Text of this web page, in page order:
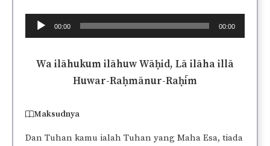
Audio
Player
00:00 00:00
Wa ilāhukum ilāhuw Wāḥid, Lā ilāha illā
Huwar-Raḥmānur-Raḥīm
Maksudnya
Dan Tuhan kamu ialah Tuhan yang Maha Esa, tiada